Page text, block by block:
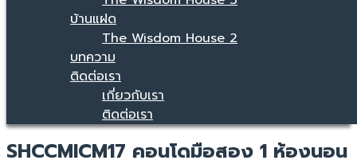
บ้านแฝด
The Wisdom House 2
บทความ
ติดต่อเรา
เกี่ยวกับเรา
ติดต่อเรา
SHCCMICM17 คอนโดมือสอง 1 ห้องนอน